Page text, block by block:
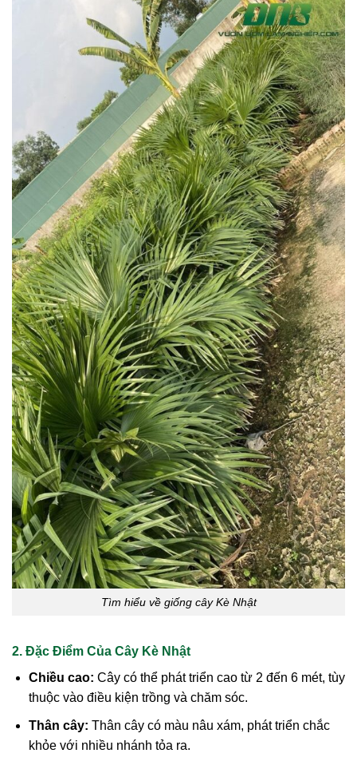
Tìm hiểu về giống cây Kè Nhật
2. Đặc Điểm Của Cây Kè Nhật
Chiều cao: Cây có thể phát triển cao từ 2 đến 6 mét, tùy
thuộc vào điều kiện trồng và chăm sóc.
Thân cây: Thân cây có màu nâu xám, phát triển chắc
khỏe với nhiều nhánh tỏa ra.